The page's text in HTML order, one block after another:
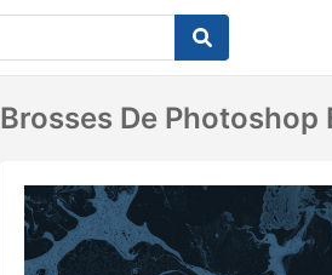
Brosses De